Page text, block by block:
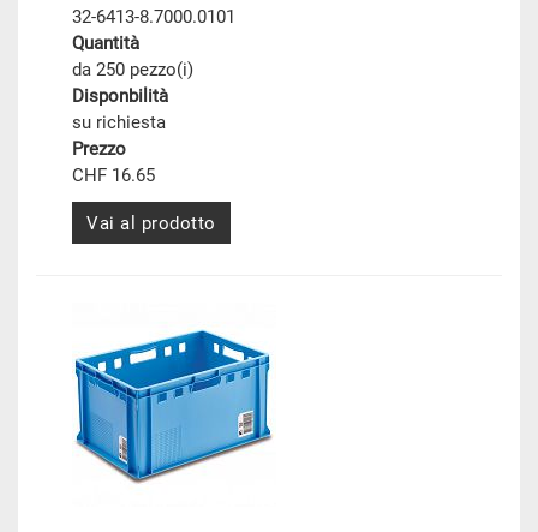
32-6413-8.7000.0101
Quantità
da 250 pezzo(i)
Disponbilità
su richiesta
Prezzo
CHF 16.65
Vai al prodotto